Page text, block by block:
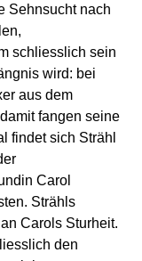
Sehnsucht nach
schliesslich sein
wird: bei
aus dem
fangen seine
findet sich Strähl
Carol
Strähls
Carols Sturheit.
den